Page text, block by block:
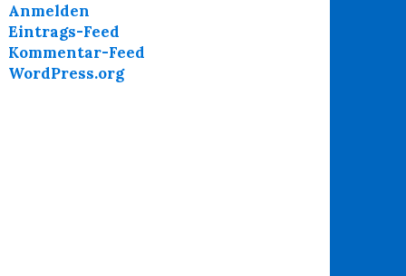
Anmelden
Eintrags-Feed
Kommentar-Feed
WordPress.org